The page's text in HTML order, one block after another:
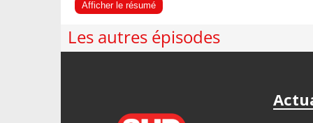
Afficher le résumé
Les autres épisodes